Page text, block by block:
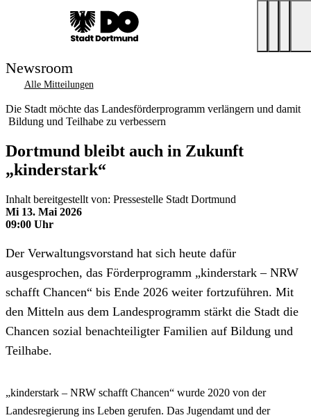
Newsroom
Alle Mitteilungen
Die Stadt möchte das Landesförderprogramm verlängern und damit
Bildung und Teilhabe zu verbessern
Dortmund bleibt auch in Zukunft
„kinderstark“
Inhalt bereitgestellt von: Pressestelle Stadt Dortmund
Mi 13. Mai 2026
09:00 Uhr
Der Verwaltungsvorstand hat sich heute dafür
ausgesprochen, das Förderprogramm „kinderstark – NRW
schafft Chancen“ bis Ende 2026 weiter fortzuführen. Mit
den Mitteln aus dem Landesprogramm stärkt die Stadt die
Chancen sozial benachteiligter Familien auf Bildung und
Teilhabe.
„kinderstark – NRW schafft Chancen“ wurde 2020 von der
Landesregierung ins Leben gerufen. Das Jugendamt und der